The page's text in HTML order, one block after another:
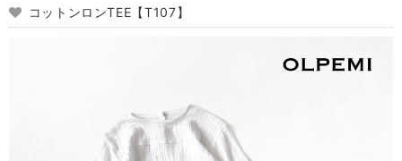
コットンロンTEE【T107】